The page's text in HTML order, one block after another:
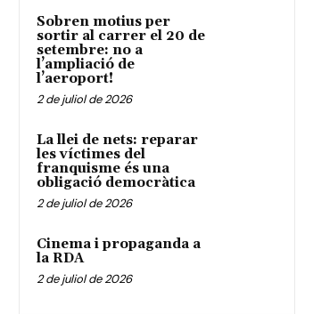
Sobren motius per
sortir al carrer el 20 de
setembre: no a
l’ampliació de
l’aeroport!
2 de juliol de 2026
La llei de nets: reparar
les víctimes del
franquisme és una
obligació democràtica
2 de juliol de 2026
Cinema i propaganda a
la RDA
2 de juliol de 2026